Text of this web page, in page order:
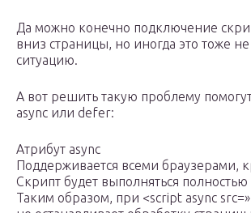
Да можно конечно подключение
вниз страницы, но иногда это тоже не
ситуацию.
А вот решить такую проблему
async или defer:
Атрибут async
Поддерживается всеми браузерами,
Скрипт будет выполняться
Таким образом, при <script async